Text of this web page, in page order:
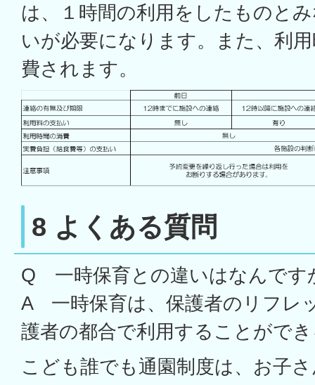
は、１時間の利用をしたものと
いが必要になります。また、利
費されます。
8 よくある質問
Q 一時保育との違いはなんです
A 一時保育は、保護者のリフレ
護者の都合で利用することがで
こども誰でも通園制度は、お子